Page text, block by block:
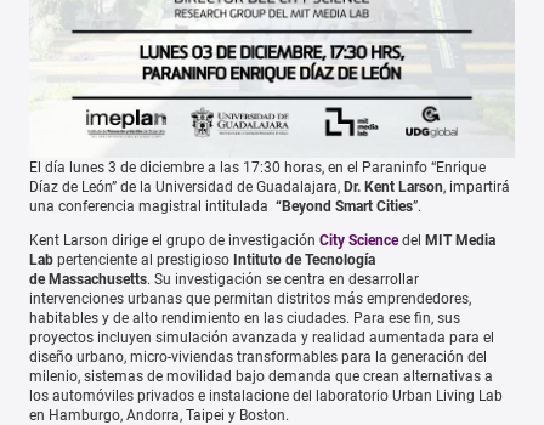
El día lunes 3 de diciembre a las 17:30 horas, en el Paraninfo “Enrique
Díaz de León” de la Universidad de Guadalajara, Dr. Kent Larson, impartirá
una conferencia magistral intitulada “Beyond Smart Cities”.
Kent Larson dirige el grupo de investigación City Sciencedel MIT Media
Lab pertenciente al prestigioso Intituto de Tecnología
de Massachusetts. Su investigación se centra en desarrollar
intervenciones urbanas que permitan distritos más emprendedores,
habitables y de alto rendimiento en las ciudades. Para ese fin, sus
proyectos incluyen simulación avanzada y realidad aumentada para el
diseño urbano, micro-viviendas transformables para la generación del
milenio, sistemas de movilidad bajo demanda que crean alternativas a
los automóviles privados e instalacione del laboratorio Urban Living Lab
en Hamburgo, Andorra, Taipei y Boston.